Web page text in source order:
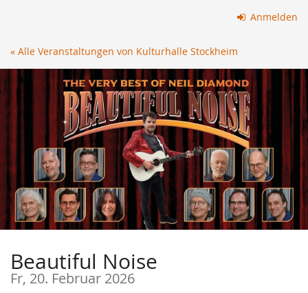
springen
Anmelden
« Alle Veranstaltungen von Kulturhalle Stockheim
Beautiful Noise
Fr, 20. Februar 2026